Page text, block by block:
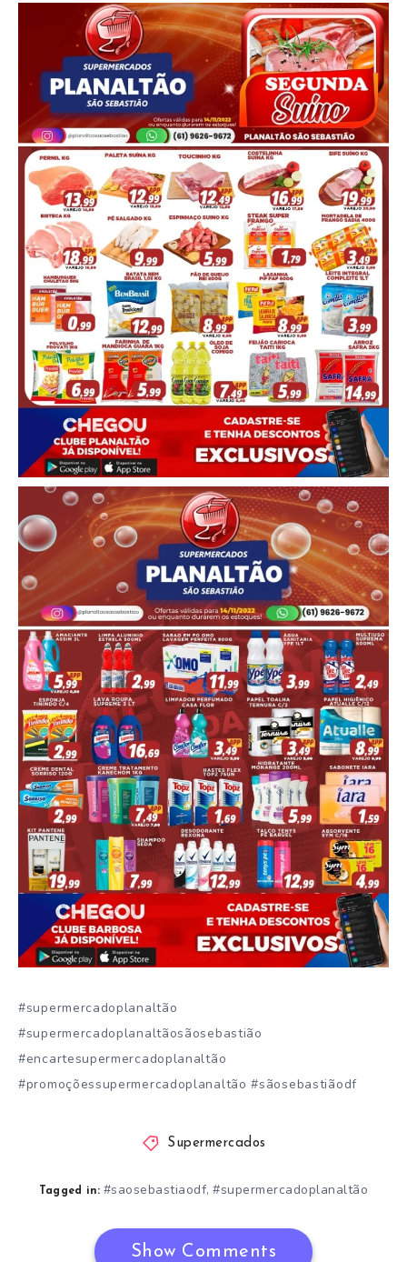
#supermercadoplanaltão
#supermercadoplanaltãosãosebastião
#encartesupermercadoplanaltão
#promoçõessupermercadoplanaltão #sãosebastiãodf
Supermercados
Tagged in: #saosebastiaodf,#supermercadoplanaltão
Show Comments